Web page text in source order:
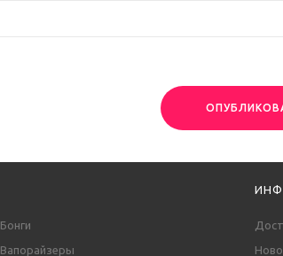
Бонги
Вапорайзеры